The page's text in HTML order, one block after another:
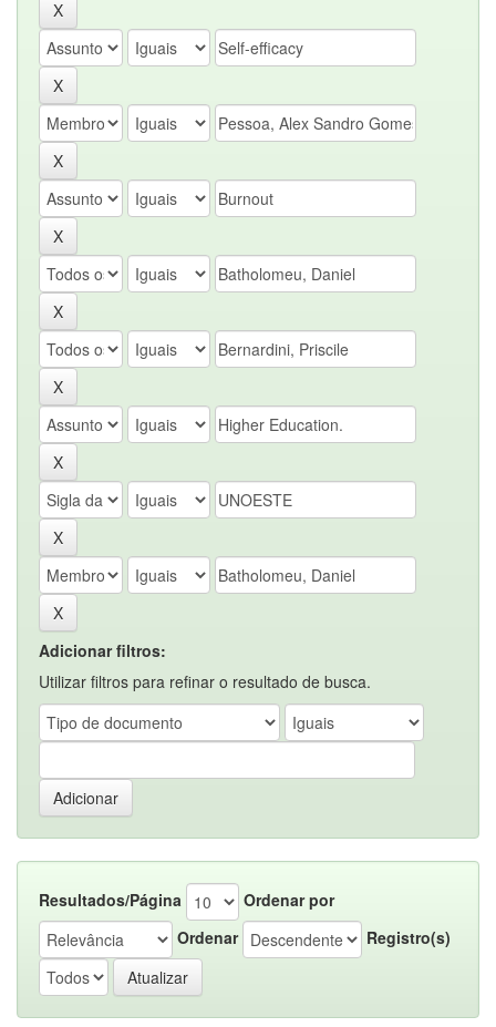
Adicionar filtros:
Utilizar filtros para refinar o resultado de busca.
Resultados/Página
Ordenar por
Ordenar
Registro(s)